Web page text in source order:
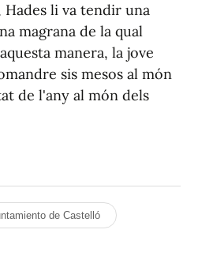
Hades li va tendir una
magrana de la qual
manera, la jove
sis mesos al món
de l'any al món dels
de Castelló